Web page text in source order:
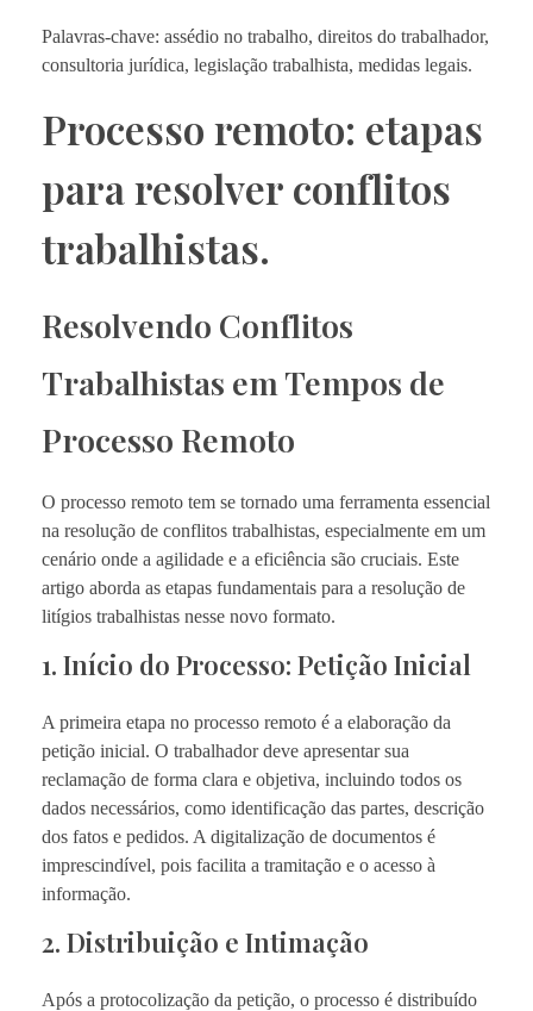
Palavras-chave: assédio no trabalho, direitos do trabalhador,
consultoria jurídica, legislação trabalhista, medidas legais.
Processo remoto: etapas
para resolver conflitos
trabalhistas.
Resolvendo Conflitos
Trabalhistas em Tempos de
Processo Remoto
O processo remoto tem se tornado uma ferramenta essencial
na resolução de conflitos trabalhistas, especialmente em um
cenário onde a agilidade e a eficiência são cruciais. Este
artigo aborda as etapas fundamentais para a resolução de
litígios trabalhistas nesse novo formato.
1. Início do Processo: Petição Inicial
A primeira etapa no processo remoto é a elaboração da
petição inicial. O trabalhador deve apresentar sua
reclamação de forma clara e objetiva, incluindo todos os
dados necessários, como identificação das partes, descrição
dos fatos e pedidos. A digitalização de documentos é
imprescindível, pois facilita a tramitação e o acesso à
informação.
2. Distribuição e Intimação
Após a protocolização da petição, o processo é distribuído